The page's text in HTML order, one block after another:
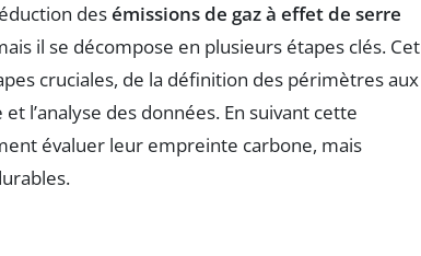
desémissions de gaz à effet de serre
il se décompose en plusieurs étapes clés. Cet
cruciales, de la définition des périmètres aux
l’analyse des données. En suivant cette
évaluer leur empreinte carbone, mais